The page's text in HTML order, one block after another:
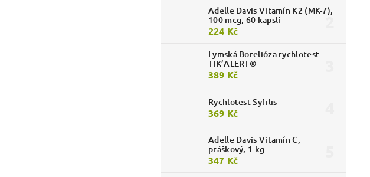
Adelle Davis Vitamín K2 (MK-7),
100 mcg, 60 kapslí
224 Kč
Lymská Borelióza rychlotest
TIK’ALERT®
389 Kč
Rychlotest Syfilis
369 Kč
Adelle Davis Vitamín C,
práškový, 1 kg
347 Kč